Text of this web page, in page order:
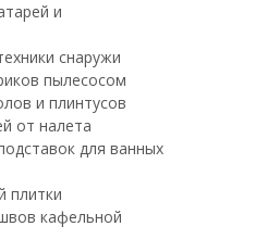
и
снаружи
пылесосом
и плинтусов
от налета
для ванных
плитки
кафельной